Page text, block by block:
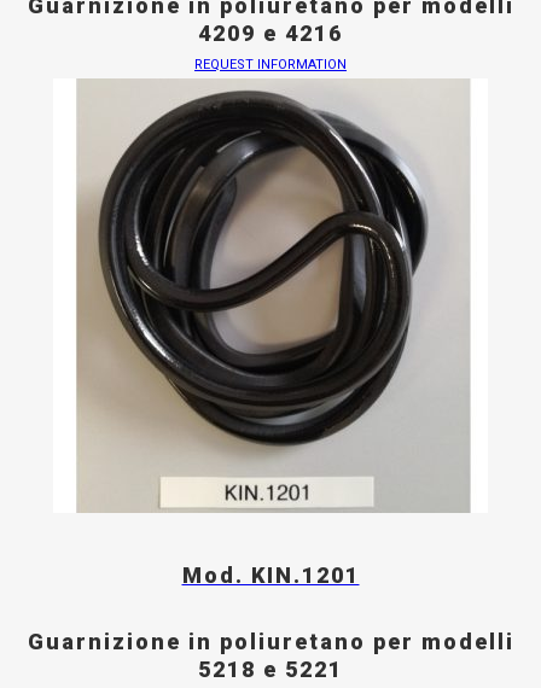
Guarnizione in poliuretano per modelli
4209 e 4216
REQUEST INFORMATION
Mod. KIN.1201
Guarnizione in poliuretano per modelli
5218 e 5221